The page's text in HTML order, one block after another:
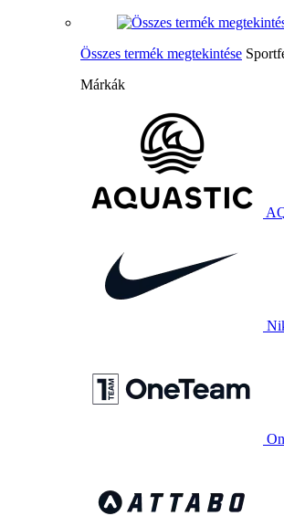
Összes termék megtekintése
Márkák